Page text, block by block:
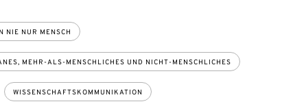
NIE NUR MENSCH
MEHR-ALS-MENSCHLICHES UND NICHT-MENSCHLICHES
WISSENSCHAFTSKOMMUNIKATION